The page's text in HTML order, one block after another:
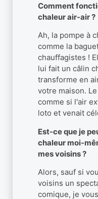
Comment
chaleur air-air ?
Ah, la pompe à
comme la
chauffagistes !
lui fait un câlin
transforme en
votre maison.
comme si l'air
loto et venait
Est-ce que je
chaleur moi-
mes voisins ?
Alors, sauf si
voisins un
comique, je